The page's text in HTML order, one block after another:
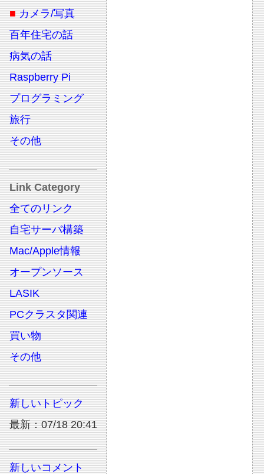
■ カメラ/写真
百年住宅の話
病気の話
Raspberry Pi
プログラミング
旅行
その他
Link Category
全てのリンク
自宅サーバ構築
Mac/Apple情報
オープンソース
LASIK
PCクラスタ関連
買い物
その他
新しいトピック
最新：07/18 20:41
新しいコメント